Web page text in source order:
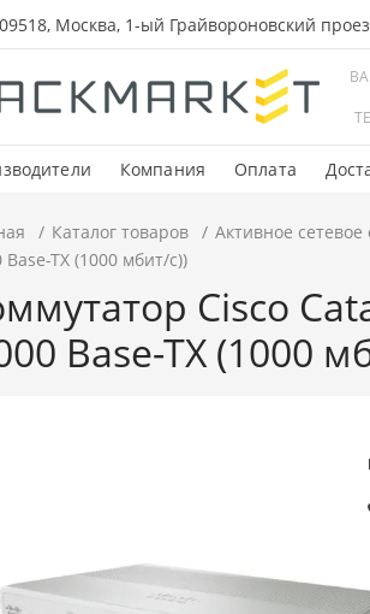
Москва, 1-ый Грайвороновский
Компания Оплата
Каталог товаров Активное
Base-TX (1000 мбит/с))
Cisco
Base-TX (1000